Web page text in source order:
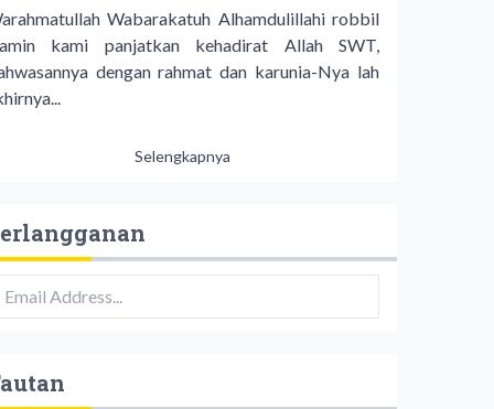
Wabarakatuh Alhamdulillahi robbil
kami panjatkan kehadirat Allah SWT,
dengan rahmat dan karunia-Nya lah
Selengkapnya